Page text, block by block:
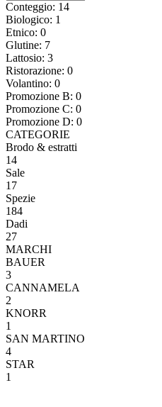
Conteggio: 14
Biologico: 1
Etnico: 0
Glutine: 7
Lattosio: 3
Ristorazione: 0
Volantino: 0
Promozione B: 0
Promozione C: 0
Promozione D: 0
CATEGORIE
Brodo & estratti
14
Sale
17
Spezie
184
Dadi
27
MARCHI
BAUER
3
CANNAMELA
2
KNORR
1
SAN MARTINO
4
STAR
1